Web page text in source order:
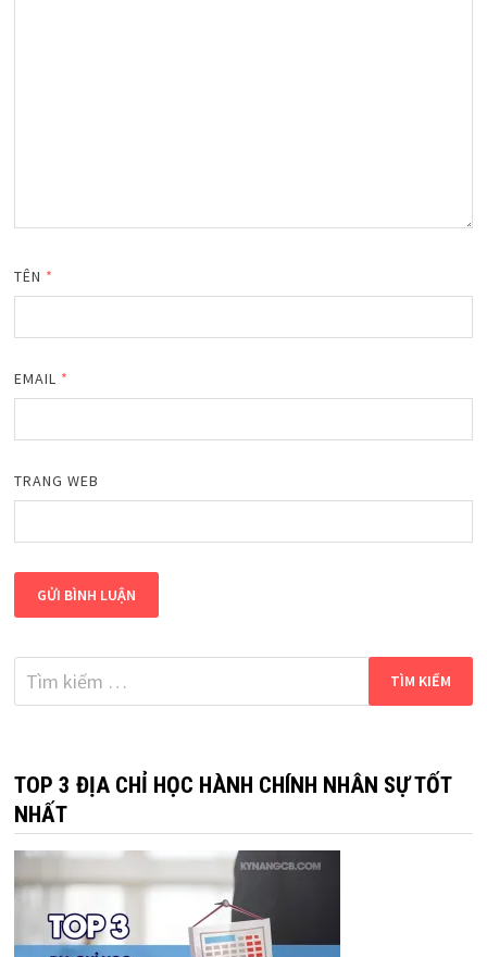
TÊN *
EMAIL *
TRANG WEB
Tìm
kiếm
TOP 3 ĐỊA CHỈ HỌC HÀNH CHÍNH NHÂN SỰ TỐT
NHẤT